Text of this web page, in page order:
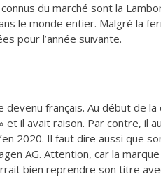
du marché sont la
le monde entier. Malgré la
pour l’année suivante.
français. Au début de
il avait raison. Par contre, il
2020. Il faut dire aussi que
AG. Attention, car la
bien reprendre son titre